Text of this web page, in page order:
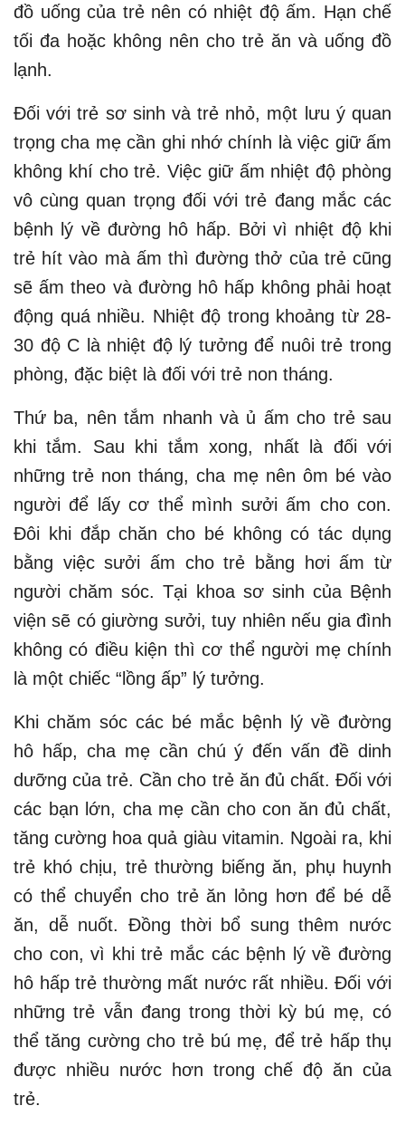
đồ uống của trẻ nên có nhiệt độ ấm. Hạn chế
tối đa hoặc không nên cho trẻ ăn và uống đồ
lạnh.
Đối với trẻ sơ sinh và trẻ nhỏ, một lưu ý quan
trọng cha mẹ cần ghi nhớ chính là việc giữ ấm
không khí cho trẻ. Việc giữ ấm nhiệt độ phòng
vô cùng quan trọng đối với trẻ đang mắc các
bệnh lý về đường hô hấp. Bởi vì nhiệt độ khi
trẻ hít vào mà ấm thì đường thở của trẻ cũng
sẽ ấm theo và đường hô hấp không phải hoạt
động quá nhiều. Nhiệt độ trong khoảng từ 28-
30 độ C là nhiệt độ lý tưởng để nuôi trẻ trong
phòng, đặc biệt là đối với trẻ non tháng.
Thứ ba, nên tắm nhanh và ủ ấm cho trẻ sau
khi tắm. Sau khi tắm xong, nhất là đối với
những trẻ non tháng, cha mẹ nên ôm bé vào
người để lấy cơ thể mình sưởi ấm cho con.
Đôi khi đắp chăn cho bé không có tác dụng
bằng việc sưởi ấm cho trẻ bằng hơi ấm từ
người chăm sóc. Tại khoa sơ sinh của Bệnh
viện sẽ có giường sưởi, tuy nhiên nếu gia đình
không có điều kiện thì cơ thể người mẹ chính
là một chiếc “lồng ấp” lý tưởng.
Khi chăm sóc các bé mắc bệnh lý về đường
hô hấp, cha mẹ cần chú ý đến vấn đề dinh
dưỡng của trẻ. Cần cho trẻ ăn đủ chất. Đối với
các bạn lớn, cha mẹ cần cho con ăn đủ chất,
tăng cường hoa quả giàu vitamin. Ngoài ra, khi
trẻ khó chịu, trẻ thường biếng ăn, phụ huynh
có thể chuyển cho trẻ ăn lỏng hơn để bé dễ
ăn, dễ nuốt. Đồng thời bổ sung thêm nước
cho con, vì khi trẻ mắc các bệnh lý về đường
hô hấp trẻ thường mất nước rất nhiều. Đối với
những trẻ vẫn đang trong thời kỳ bú mẹ, có
thể tăng cường cho trẻ bú mẹ, để trẻ hấp thụ
được nhiều nước hơn trong chế độ ăn của
trẻ.